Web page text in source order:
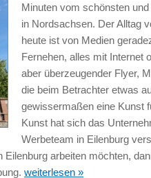
Minuten vom schönsten
in Nordsachsen. Der Alltag
heute ist von Medien
Fernehen, alles mit Internet
aber überzeugender Flyer,
die beim Betrachter etwas
gewissermaßen eine Kunst
Kunst hat sich das
Werbeteam in Eilenburg
arbeiten möchten,
weiterlesen »